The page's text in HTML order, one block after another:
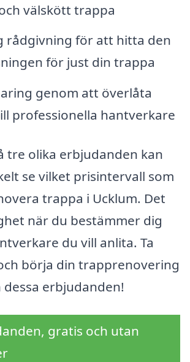
välskött trappa
rådgivning för att hitta den
för just din trappa
genom att överlåta
professionella hantverkare
tre olika erbjudanden kan
se vilket prisintervall som
trappa i Ucklum. Det
när du bestämmer dig
du vill anlita. Ta
börja din trapprenovering
erbjudanden!
gratis och utan